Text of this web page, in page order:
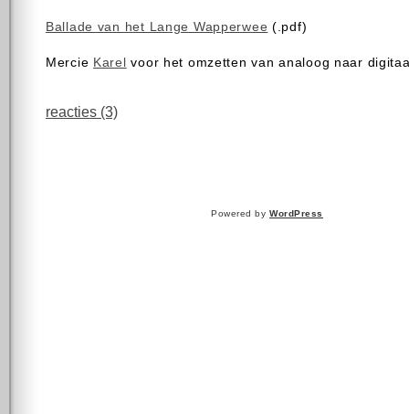
Ballade van het Lange Wapperwee (.pdf)
Mercie Karel voor het omzetten van analoog naar
reacties (3)
Powered byWordPress